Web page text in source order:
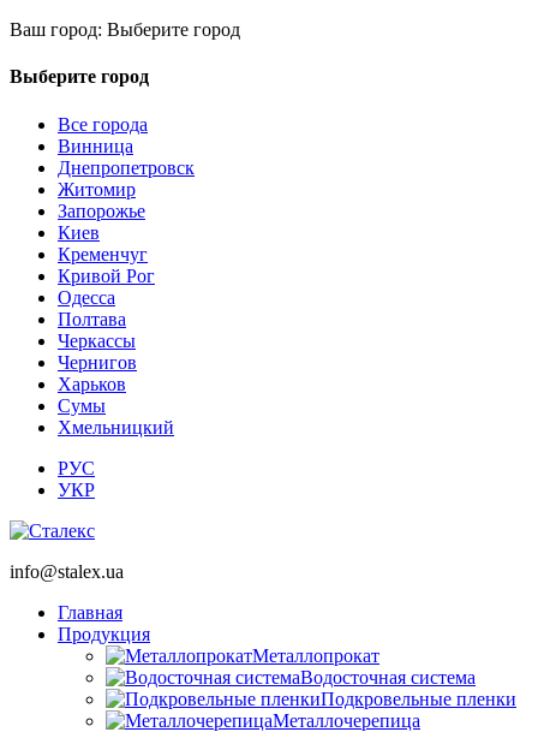
Ваш город: Выберите город
Выберите город
Все города
Винница
Днепропетровск
Житомир
Запорожье
Киев
Кременчуг
Кривой Рог
Одесса
Полтава
Черкассы
Чернигов
Харьков
Сумы
Хмельницкий
РУС
УКР
info@stalex.ua
Главная
Продукция
Металлопрокат
Водосточная система
Подкровельные пленки
Металлочерепица